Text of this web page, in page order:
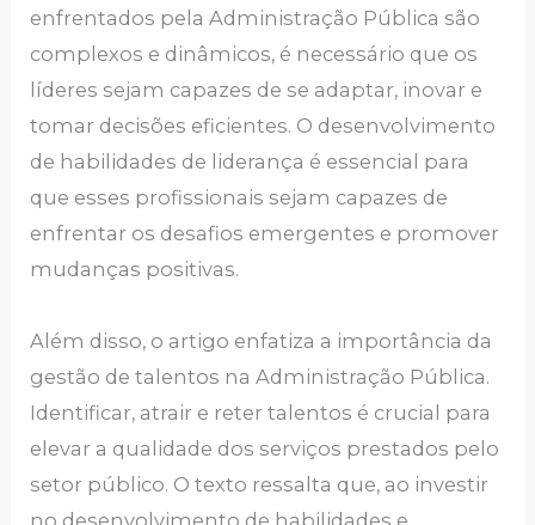
enfrentados pela Administração Pública são
complexos e dinâmicos, é necessário que os
líderes sejam capazes de se adaptar, inovar e
tomar decisões eficientes. O desenvolvimento
de habilidades de liderança é essencial para
que esses profissionais sejam capazes de
enfrentar os desafios emergentes e promover
mudanças positivas.
Além disso, o artigo enfatiza a importância da
gestão de talentos na Administração Pública.
Identificar, atrair e reter talentos é crucial para
elevar a qualidade dos serviços prestados pelo
setor público. O texto ressalta que, ao investir